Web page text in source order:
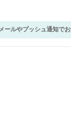
ールやプッシュ通知でお